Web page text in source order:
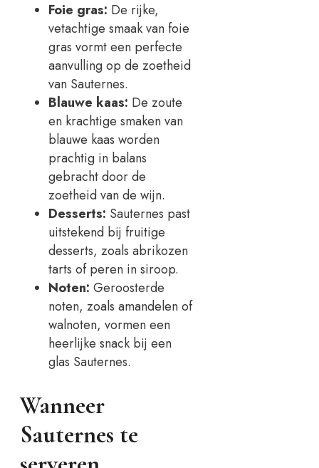
Foie gras: De rijke,
vetachtige smaak van foie
gras vormt een perfecte
aanvulling op de zoetheid
van Sauternes.
Blauwe kaas: De zoute
en krachtige smaken van
blauwe kaas worden
prachtig in balans
gebracht door de
zoetheid van de wijn.
Desserts: Sauternes past
uitstekend bij fruitige
desserts, zoals abrikozen
tarts of peren in siroop.
Noten: Geroosterde
noten, zoals amandelen of
walnoten, vormen een
heerlijke snack bij een
glas Sauternes.
Wanneer
Sauternes te